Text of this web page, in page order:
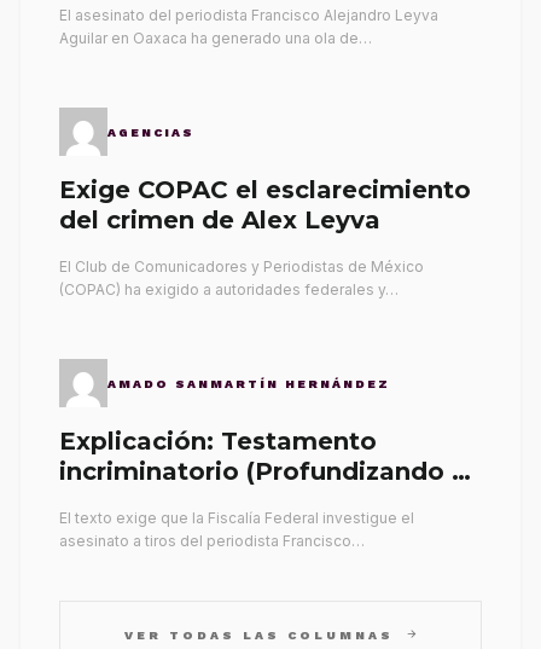
El asesinato del periodista Francisco Alejandro Leyva
Aguilar en Oaxaca ha generado una ola de…
AGENCIAS
Exige COPAC el esclarecimiento
del crimen de Alex Leyva
El Club de Comunicadores y Periodistas de México
(COPAC) ha exigido a autoridades federales y…
AMADO SANMARTÍN HERNÁNDEZ
Explicación: Testamento
incriminatorio (Profundizando su
El texto exige que la Fiscalía Federal investigue el
asesinato a tiros del periodista Francisco…
VER TODAS LAS COLUMNAS arrow_forward